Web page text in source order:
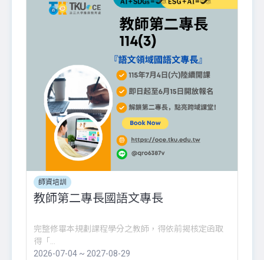
師資培訓
教師第二專長國語文專長
完整修畢本規劃課程學分之教師，得依前揭核定函取
得「...
2026-07-04 ~ 2027-08-29